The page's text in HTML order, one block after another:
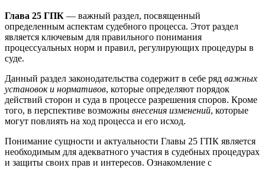
Глава 25 ГПК — важный раздел, посвященный
определенным аспектам судебного процесса. Этот раздел
является ключевым для правильного понимания
процессуальных норм и правил, регулирующих процедуры в
суде.
Данный раздел законодательства содержит в себе ряд важных
установок и нормативов, которые определяют порядок
действий сторон и суда в процессе разрешения споров. Кроме
того, в перспективе возможны внесения изменений, которые
могут повлиять на ход процесса и его исход.
Понимание сущности и актуальности Главы 25 ГПК является
необходимым для адекватного участия в судебных процедурах
и защиты своих прав и интересов. Ознакомление с